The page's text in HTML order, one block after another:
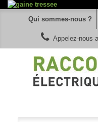
Qui sommes-nous ?
Appelez-nous